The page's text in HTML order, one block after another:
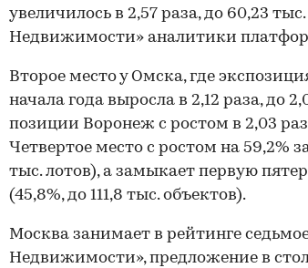
увеличилось в 2,57 раза, до 60,23
Недвижимости» аналитики
Второе место у Омска, где
начала года выросла в 2,12 раза, до
позиции Воронеж с ростом в 2,03
Четвертое место с ростом на 59,2%
тыс. лотов), а замыкает первую
(45,8%, до 111,8 тыс. объектов).
Москва занимает в рейтинге
Недвижимости», предложение в